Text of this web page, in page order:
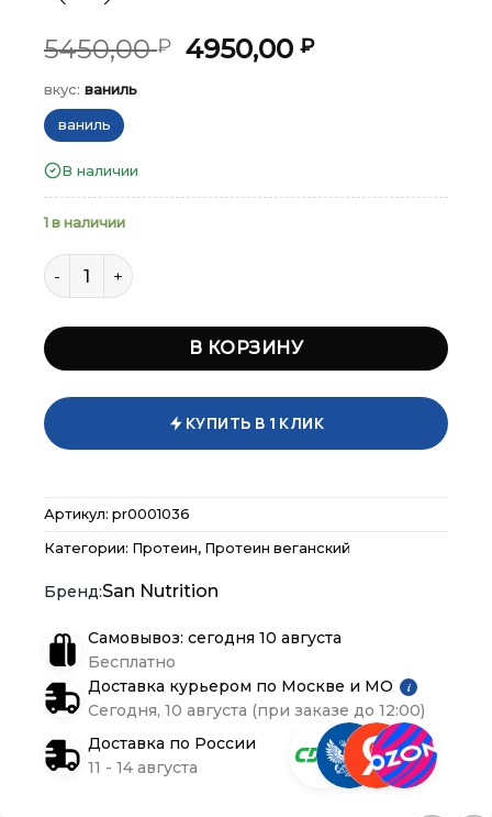
5450,00₽ Первоначальная
4950,00₽Текущая
вкус: ваниль
ваниль
В наличии
вкус
1 в наличии
Количество товара SAN Raw Fusion 930 гр
В КОРЗИНУ
КУПИТЬ В 1 КЛИК
Артикул: pr0001036
Категории: Протеин, Протеин веганский
San Nutrition
Самовывоз: сегодня 10 августа
Бесплатно
Доставка курьером по Москве и МО
i
Сегодня, 10 августа (при заказе до 12:00)
Доставка по России
11 - 14 августа
Меню ×
Подарочные сертификаты
Магазины
Меню ×
Подарочные сертификаты
Магазины
Меню ×
Подарочные сертификаты
Магазины